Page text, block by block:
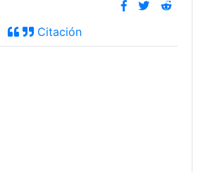
Citación